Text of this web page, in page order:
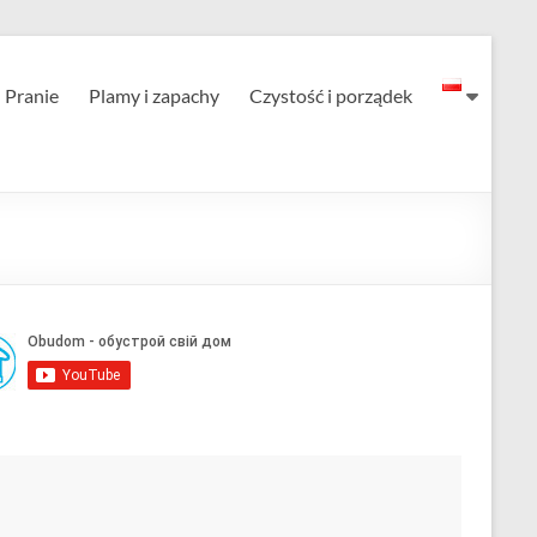
Pranie Plamy i zapachy Czystość i porządek